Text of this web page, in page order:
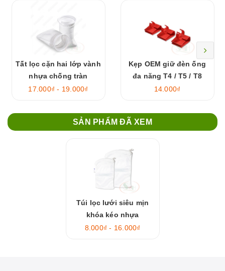
Tất lọc cặn hai lớp vành
nhựa chống tràn
17.000₫ - 19.000₫
Kẹp OEM giữ đèn ống
đa năng T4 / T5 / T8
14.000₫
SẢN PHẨM ĐÃ XEM
Túi lọc lưới siêu mịn
khóa kéo nhựa
8.000₫ - 16.000₫